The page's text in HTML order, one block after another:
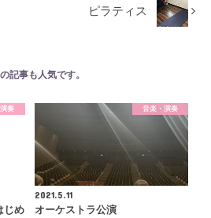
ピラティス
記事も人気です。
奏
じめ
音楽・演奏
2021.5.11
オーケストラ公演